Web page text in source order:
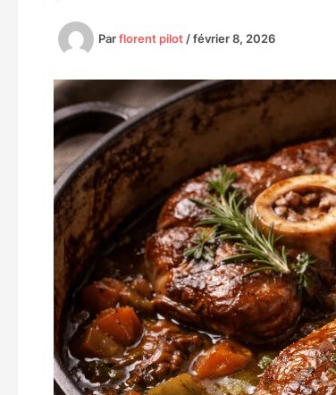
Parflorent pilot /février 8, 2026